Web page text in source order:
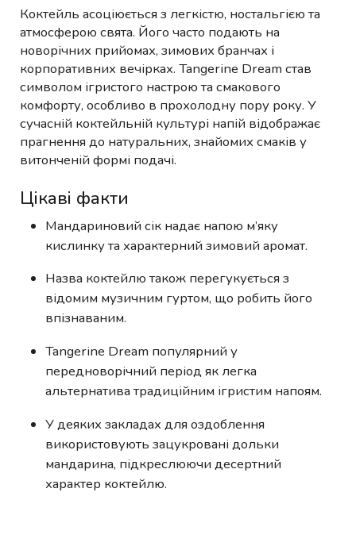
Коктейль асоціюється з легкістю, ностальгією та
атмосферою свята. Його часто подають на
новорічних прийомах, зимових бранчах і
корпоративних вечірках. Tangerine Dream став
символом ігристого настрою та смакового
комфорту, особливо в прохолодну пору року. У
сучасній коктейльній культурі напій відображає
прагнення до натуральних, знайомих смаків у
витонченій формі подачі.
Цікаві факти
Мандариновий сік надає напою м’яку
кислинку та характерний зимовий аромат.
Назва коктейлю також перегукується з
відомим музичним гуртом, що робить його
впізнаваним.
Tangerine Dream популярний у
передноворічний період як легка
альтернатива традиційним ігристим напоям.
У деяких закладах для оздоблення
використовують зацукровані дольки
мандарина, підкреслюючи десертний
характер коктейлю.